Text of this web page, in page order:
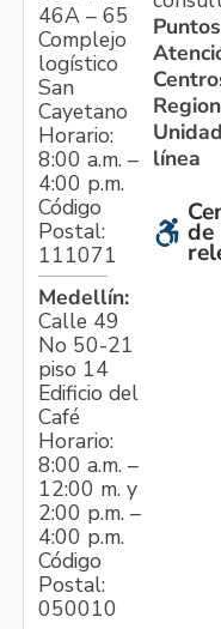
46A – 65
Complejo
logístico
San
Cayetano
Horario:
8:00 a.m. –
4:00 p.m.
Código
Postal:
111071
Medellín:
Calle 49
No 50-21
piso 14
Edificio del
Café
Horario:
8:00 a.m. –
12:00 m. y
2:00 p.m. –
4:00 p.m.
Código
Postal:
050010
línea
de